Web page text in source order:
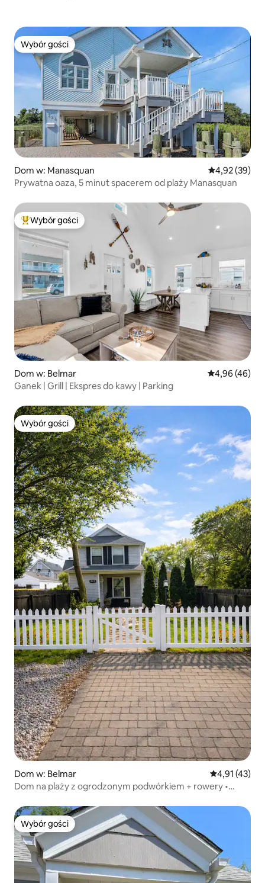
Wybór gości
Wybór gości
Dom w: Manasquan Średnia
4,92 (39)
Prywatna oaza, 5 minut spacerem od plaży Manasquan
Najpopularniejsze z kategorii Wybór gości
Wybór gości
Dom w: Belmar Średnia
4,96 (46)
Ganek | Grill | Ekspres do kawy | Parking
Wybór gości
Wybór gości
Dom w: Belmar Średnia
4,91 (43)
Dom na plaży z ogrodzonym podwórkiem + rowery •
Wybór gości
Wybór gości